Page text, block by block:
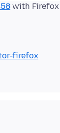
with Firefox
firefox